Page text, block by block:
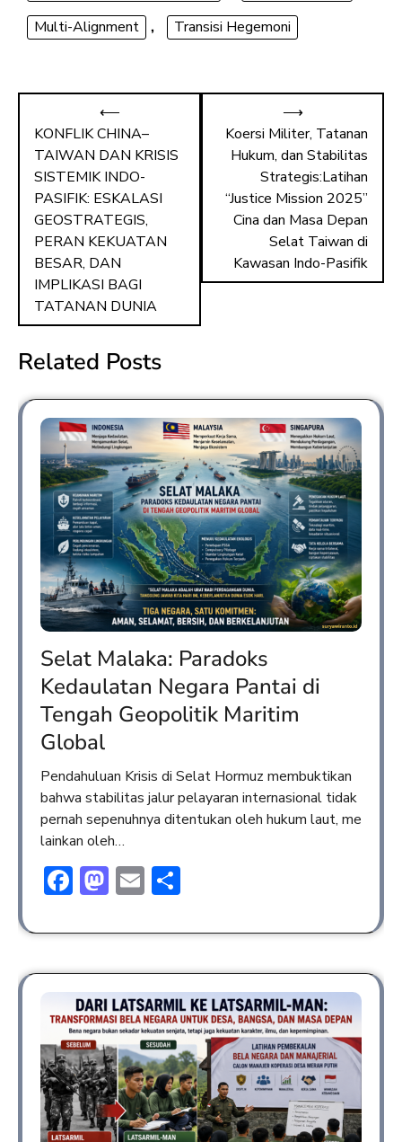
Multi-Alignment , Transisi Hegemoni
⟵
KONFLIK CHINA–
TAIWAN DAN KRISIS
SISTEMIK INDO-
PASIFIK: ESKALASI
GEOSTRATEGIS,
PERAN KEKUATAN
BESAR, DAN
IMPLIKASI BAGI
TATANAN DUNIA
Koersi Militer, Tatanan
Hukum, dan Stabilitas
Strategis:Latihan
“Justice Mission 2025”
Cina dan Masa Depan
Selat Taiwan di
Kawasan Indo-Pasifik
⟶
Related Posts
Selat Malaka: Paradoks
Kedaulatan Negara Pantai di
Tengah Geopolitik Maritim
Global
Pendahuluan Krisis di Selat Hormuz membuktikan
bahwa stabilitas jalur pelayaran internasional tidak
pernah sepenuhnya ditentukan oleh hukum laut, me
lainkan oleh…
Facebook
Mastodon
Email